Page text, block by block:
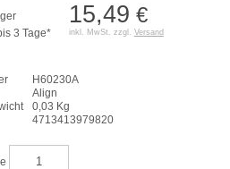
15,49 €
inkl. MwSt. zzgl. Versand
3 Tage*
H60230A
Align
0,03 Kg
4713413979820